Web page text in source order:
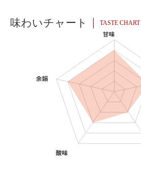
味わいチャート TASTE CHART